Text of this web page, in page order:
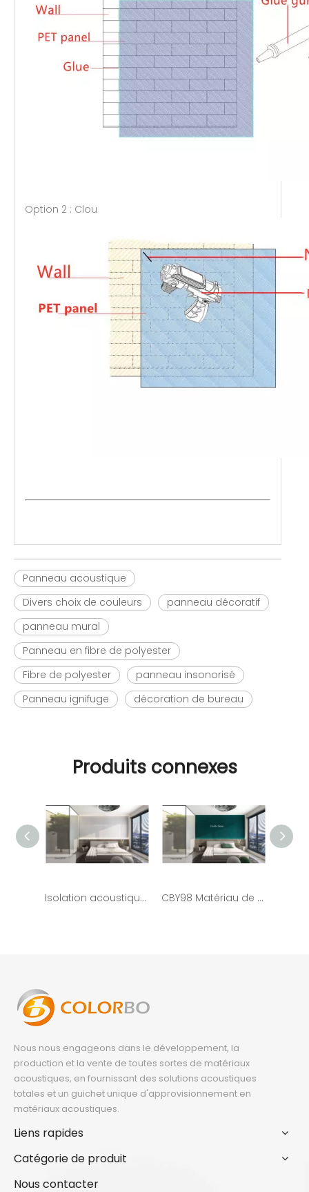
Option 2 : Clou
Panneau acoustique
Divers choix de couleurs
panneau décoratif
panneau mural
Panneau en fibre de polyester
Fibre de polyester
panneau insonorisé
Panneau ignifuge
décoration de bureau
Produits connexes
Isolation acoustique de panneaux acoustiques de polyester d'ANIMAL FAMILIER d'amphithéâtre de CBY91 Multicolors CBY98 Matériau de design d'intérieur décoratif Panneau acoustique en PET 12MM
Nous nous engageons dans le développement, la
production et la vente de toutes sortes de matériaux
acoustiques, en fournissant des solutions acoustiques
totales et un guichet unique d'approvisionnement en
matériaux acoustiques.
Liens rapides
Catégorie de produit
Nous contacter